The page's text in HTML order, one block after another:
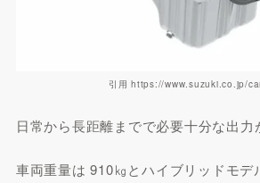
引用 https://www.suzuki.co.jp/
日常から長距離までで必要十分な出力
車両重量は 910㎏とハイブリッドモ